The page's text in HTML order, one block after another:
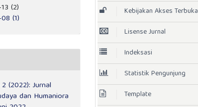
(2)
(1)
(2022): Jurnal
dan Humaniora
Kebijakan Akses Terbuka
Lisense Jurnal
Indeksasi
Statistik Pengunjung
Template